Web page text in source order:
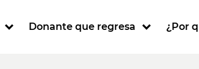
Donante que regresa ¿Por